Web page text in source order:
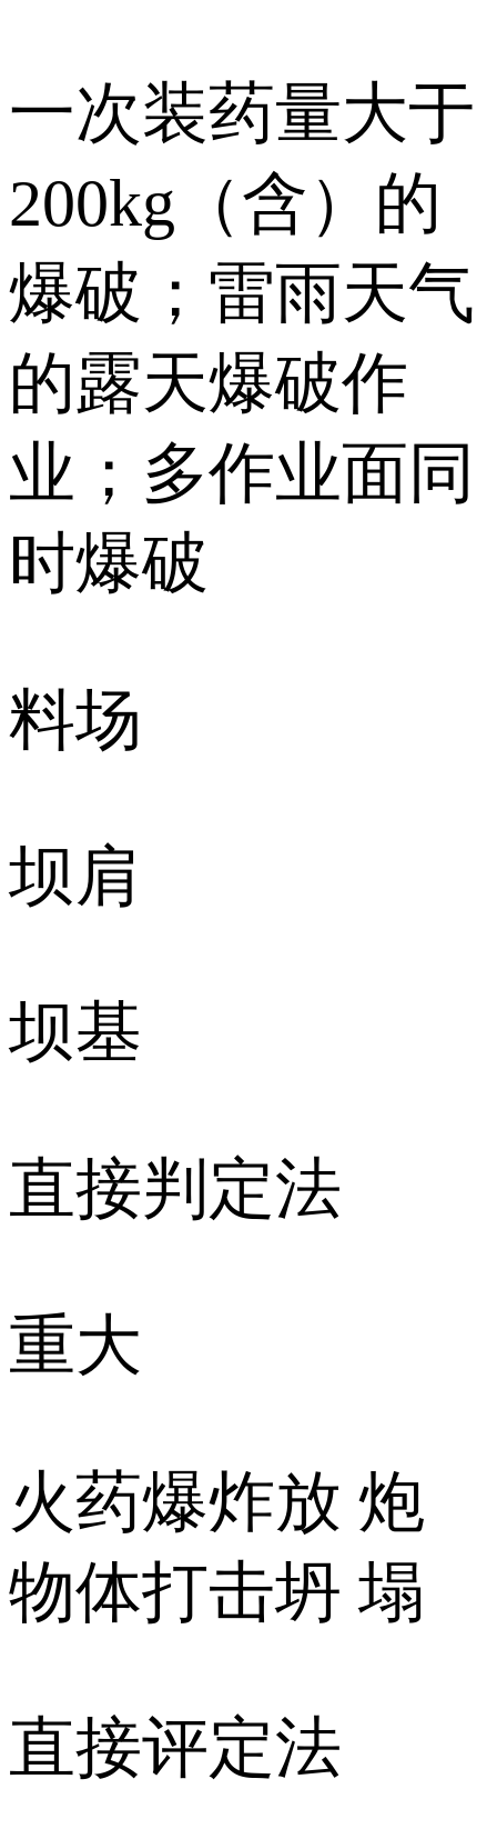
一次装药量大于
200kg（含）的
爆破；雷雨天气
的露天爆破作
业；多作业面同
时爆破
料场
坝肩
坝基
直接判定法
重大
火药爆炸放 炮
物体打击坍 塌
直接评定法